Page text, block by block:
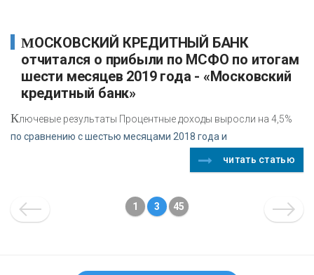
МОСКОВСКИЙ КРЕДИТНЫЙ БАНК
отчитался о прибыли по МСФО по итогам
шести месяцев 2019 года - «Московский
кредитный банк»
Ключевые результаты Процентные доходы выросли на 4,5%
по сравнению с шестью месяцами 2018 года и
читать статью
1 3 45